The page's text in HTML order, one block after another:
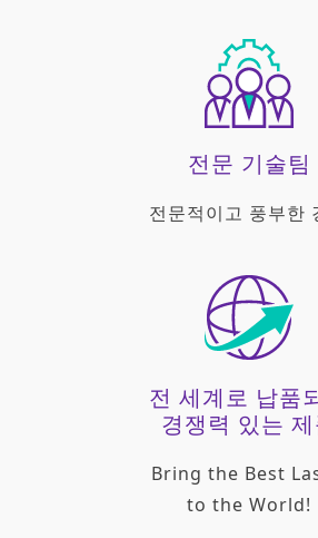
전문 기술팀
전문적이고 풍부한
전 세계로 납품
경쟁력 있는
Bring the Best
to the World!